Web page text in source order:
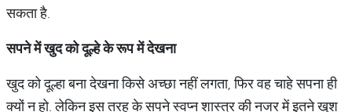
सकता है.
सपनेमेंखुदकोदूल्हेकेरूपमेंदेखना
खुद को दूल्हा बना देखना किसे अच्छा नहीं लगता, फिर वह चाहे सपना ही
क्यों न हो. लेकिन इस तरह के सपने स्वप्न शास्त्र की नजर में इतने खुश